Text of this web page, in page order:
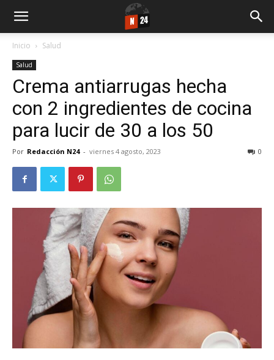
Inicio Salud
Salud
Crema antiarrugas hecha
con 2 ingredientes de cocina
para lucir de 30 a los 50
Por Redacción N24 - viernes 4 agosto, 2023 0